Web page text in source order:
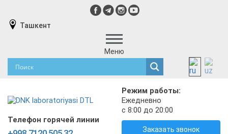
Ташкент
Меню
Режим работы:
Ежедневно
с 8:00 до 20:00
Телефон горячей линии
Заказать звонок